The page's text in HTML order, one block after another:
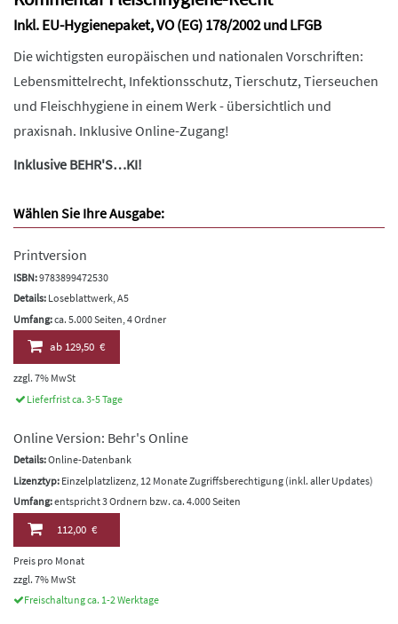
Inkl. EU-Hygienepaket, VO (EG) 178/2002 und LFGB
Die wichtigsten europäischen und nationalen Vorschriften:
Lebensmittelrecht, Infektionsschutz, Tierschutz, Tierseuchen
und Fleischhygiene in einem Werk - übersichtlich und
praxisnah. Inklusive Online-Zugang!
Inklusive BEHR'S…KI!
Wählen Sie Ihre Ausgabe:
Printversion
ISBN:9783899472530
Details: Loseblattwerk, A5
Umfang:ca. 5.000 Seiten, 4 Ordner
ab129,50 €
zzgl. 7% MwSt
Lieferfrist ca. 3-5 Tage
Online Version: Behr's Online
Details:Online-Datenbank
Lizenztyp: Einzelplatzlizenz, 12 Monate Zugriffsberechtigung (inkl. aller Updates)
Umfang:entspricht 3 Ordnern bzw. ca. 4.000 Seiten
112,00 €
Preis pro Monat
zzgl. 7% MwSt
Freischaltung ca. 1-2 Werktage